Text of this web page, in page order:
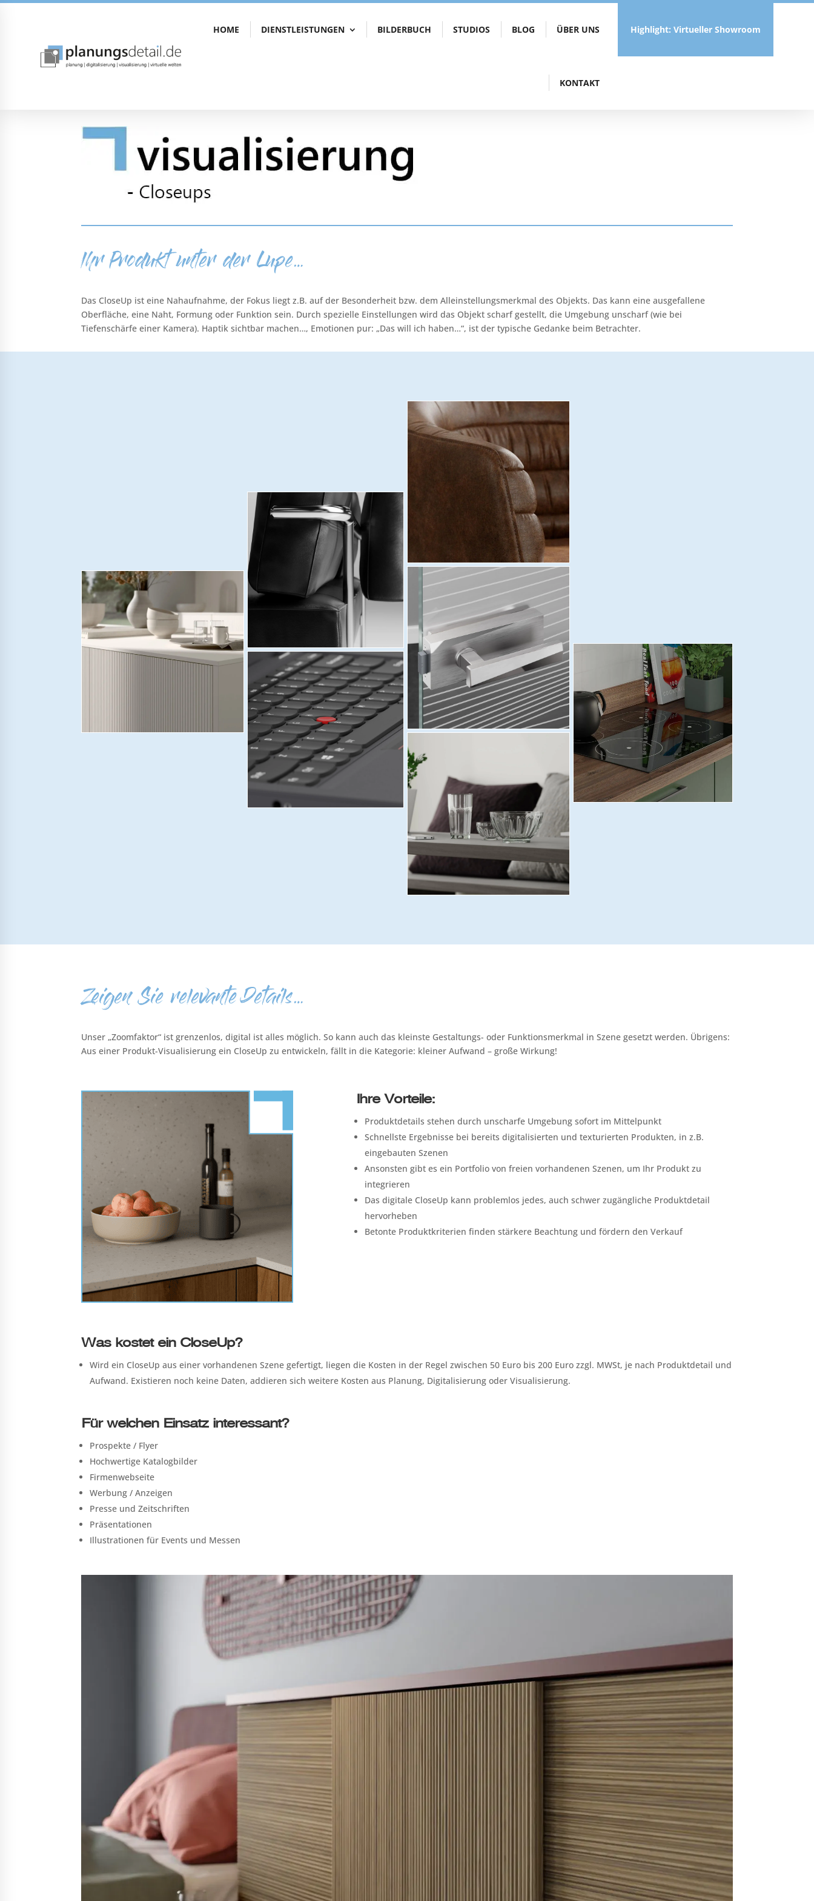
Highlight: Virtueller Showroom
HOME DIENSTLEISTUNGEN BILDERBUCH STUDIOS BLOG ÜBER UNS
KONTAKT
Ihr Produkt unter der Lupe…
Das CloseUp ist eine Nahaufnahme, der Fokus liegt z.B. auf der Besonderheit bzw. dem Alleinstellungsmerkmal des Objekts. Das kann eine ausgefallene
Oberfläche, eine Naht, Formung oder Funktion sein. Durch spezielle Einstellungen wird das Objekt scharf gestellt, die Umgebung unscharf (wie bei
Tiefenschärfe einer Kamera). Haptik sichtbar machen…, Emotionen pur: „Das will ich haben…“, ist der typische Gedanke beim Betrachter.
Zeigen Sie relevante Details…
Unser „Zoomfaktor“ ist grenzenlos, digital ist alles möglich. So kann auch das kleinste Gestaltungs- oder Funktionsmerkmal in Szene gesetzt werden. Übrigens:
Aus einer Produkt-Visualisierung ein CloseUp zu entwickeln, fällt in die Kategorie: kleiner Aufwand – große Wirkung!
Ihre Vorteile:
Produktdetails stehen durch unscharfe Umgebung sofort im Mittelpunkt
Schnellste Ergebnisse bei bereits digitalisierten und texturierten Produkten, in z.B.
eingebauten Szenen
Ansonsten gibt es ein Portfolio von freien vorhandenen Szenen, um Ihr Produkt zu
integrieren
Das digitale CloseUp kann problemlos jedes, auch schwer zugängliche Produktdetail
hervorheben
Betonte Produktkriterien finden stärkere Beachtung und fördern den Verkauf
Was kostet ein CloseUp?
Wird ein CloseUp aus einer vorhandenen Szene gefertigt, liegen die Kosten in der Regel zwischen 50 Euro bis 200 Euro zzgl. MWSt, je nach Produktdetail und
Aufwand. Existieren noch keine Daten, addieren sich weitere Kosten aus Planung, Digitalisierung oder Visualisierung.
Für welchen Einsatz interessant?
Prospekte / Flyer
Hochwertige Katalogbilder
Firmenwebseite
Werbung / Anzeigen
Presse und Zeitschriften
Präsentationen
Illustrationen für Events und Messen